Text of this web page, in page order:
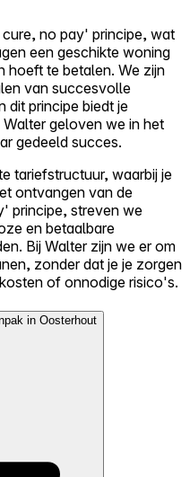
no pay' principe, wat
een geschikte woning
hoeft te betalen. We zijn
van succesvolle
dit principe biedt je
geloven we in het
gedeeld succes.
tariefstructuur, waarbij je
ontvangen van de
principe, streven we
en betaalbare
Bij Walter zijn we er om
zonder dat je je zorgen
of onnodige risico's.
in Oosterhout